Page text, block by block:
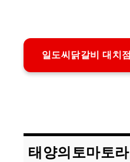
일도씨닭갈비 대치
태양의토마토